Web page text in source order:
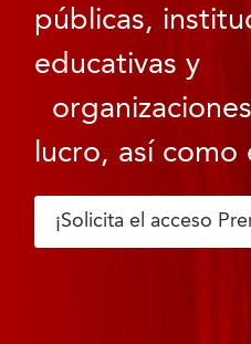
públicas,
educativas y
lucro, así
¡Solicita el acceso